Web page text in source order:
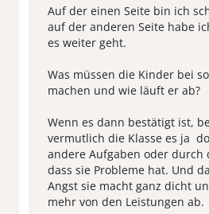
Auf der einen Seite bin ich
auf der anderen Seite habe
es weiter geht.
Was müssen die Kinder bei
machen und wie läuft er ab?
Wenn es dann bestätigt ist,
vermutlich die Klasse es ja
andere Aufgaben oder durch
dass sie Probleme hat. Und
Angst sie macht ganz dicht
mehr von den Leistungen ab.